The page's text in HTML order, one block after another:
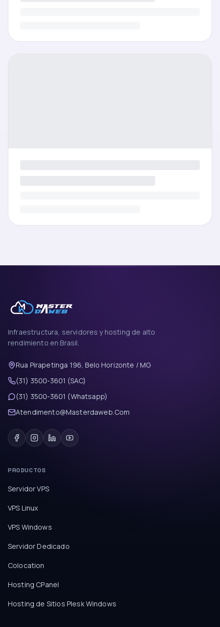
Infraestructura, servidores y hosting de alto
rendimiento en Brasil.
Rua Pirapetinga 196, Belo Horizonte / MG
(31) 3500-3601 (SAC)
(31) 3500-3601 (Whatsapp)
Atendimento@Masterdaweb.Com
PRODUCTOS
Servidor VPS
VPS Linux
VPS Windows
Servidor Dedicado
Colocation
Hosting CPanel
Hosting de Sitios Plesk Windows